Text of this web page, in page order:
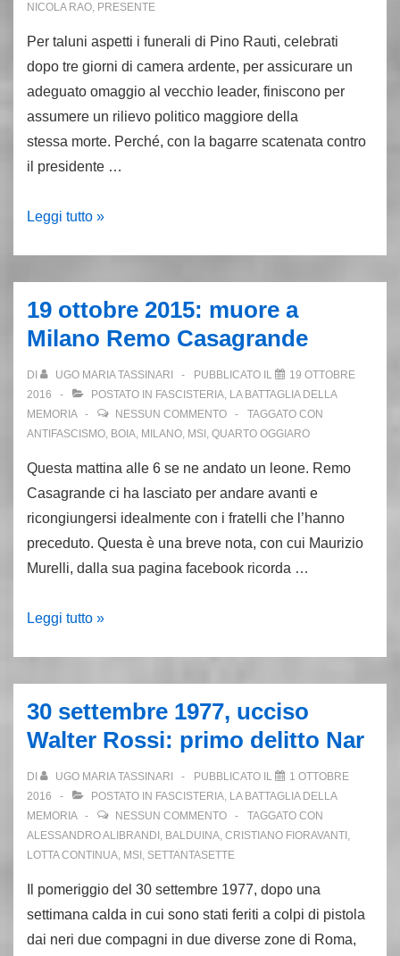
NICOLA RAO, PRESENTE
Per taluni aspetti i funerali di Pino Rauti, celebrati
dopo tre giorni di camera ardente, per assicurare un
adeguato omaggio al vecchio leader, finiscono per
assumere un rilievo politico maggiore della
stessa morte. Perché, con la bagarre scatenata contro
il presidente …
5
funerali
di
Rauti
la
resa
dei
conti
finale
del
Msi
Leggi tutto »
19 ottobre 2015: muore a
Milano Remo Casagrande
DI UGO MARIA TASSINARI PUBBLICATO IL
19 OTTOBRE
2016
POSTATO IN FASCISTERIA, LA BATTAGLIA DELLA
MEMORIA
NESSUN COMMENTO
TAGGATO CON
ANTIFASCISMO, BOIA, MILANO, MSI , QUARTO OGGIARO
Questa mattina alle 6 se ne andato un leone. Remo
Casagrande ci ha lasciato per andare avanti e
ricongiungersi idealmente con i fratelli che l’hanno
preceduto. Questa è una breve nota, con cui Maurizio
Murelli, dalla sua pagina facebook ricorda …
19
a
Milano
Remo
Casagrande
Leggi tutto »
30 settembre 1977, ucciso
Walter Rossi: primo delitto Nar
DI UGO MARIA TASSINARI PUBBLICATO IL
1 OTTOBRE
2016
POSTATO IN FASCISTERIA, LA BATTAGLIA DELLA
MEMORIA
NESSUN COMMENTO
TAGGATO CON
ALESSANDRO ALIBRANDI , BALDUINA, CRISTIANO FIORAVANTI ,
LOTTA CONTINUA, MSI , SETTANTASETTE
Il pomeriggio del 30 settembre 1977, dopo una
settimana calda in cui sono stati feriti a colpi di pistola
dai neri due compagni in due diverse zone di Roma,